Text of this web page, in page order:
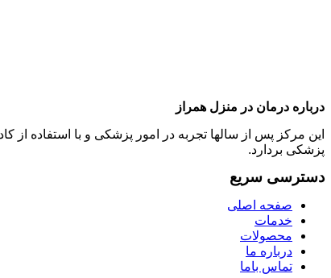
درباره درمان در منزل همراز
این مرکز پس از سالها تجربه در امور پزشکی و با استفاده
پزشکی بردارد.
دسترسی سریع
صفحه اصلی
خدمات
محصولات
درباره ما
تماس باما